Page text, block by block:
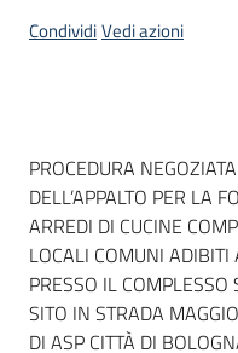
site
Seguici
su
CondividiVedi azioni
Dati del bando
PROCEDURA
DELL’APPALTO PER LA
ARREDI DI CUCINE
LOCALI COMUNI ADIBITI
PRESSO IL
SITO IN STRADA
DI ASP CITTÀ DI